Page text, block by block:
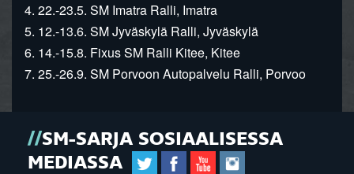
4. 22.-23.5. SM Imatra Ralli, Imatra
5. 12.-13.6. SM Jyväskylä Ralli, Jyväskylä
6. 14.-15.8. Fixus SM Ralli Kitee, Kitee
7. 25.-26.9. SM Porvoon Autopalvelu Ralli, Porvoo
SM-SARJA SOSIAALISESSA
MEDIASSA